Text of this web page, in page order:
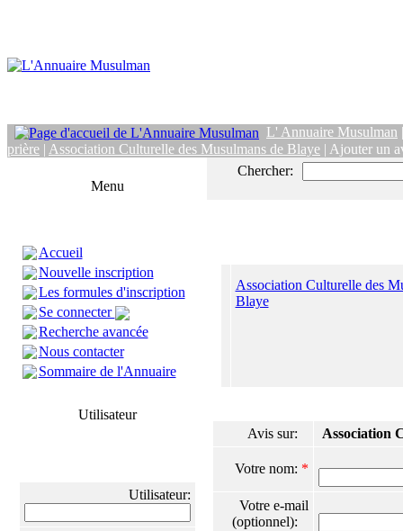
L' Annuaire Musulman
prière | Association Culturelle des Musulmans de Blaye | Ajouter un
Menu
Accueil
Nouvelle inscription
Les formules d'inscription
Se connecter
Recherche avancée
Nous contacter
Sommaire de l'Annuaire
Utilisateur
Utilisateur:
Chercher:
Association Culturelle des
Blaye
Avis sur: Association
Votre nom: *
Votre e-mail
(optionnel):